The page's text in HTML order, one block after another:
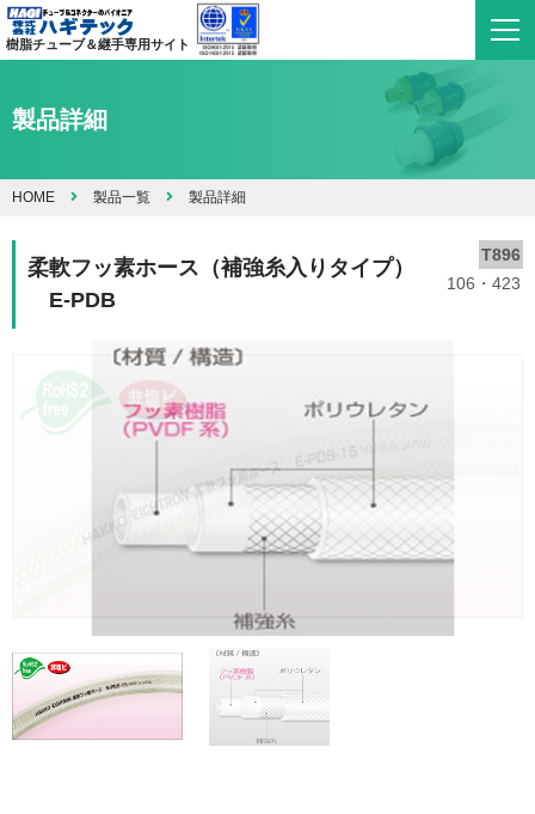
樹脂チューブ＆継手専用サイト
製品詳細
HOME 製品一覧 製品詳細
柔軟フッ素ホース（補強糸入りタイプ）
E-PDB
T896
106・423